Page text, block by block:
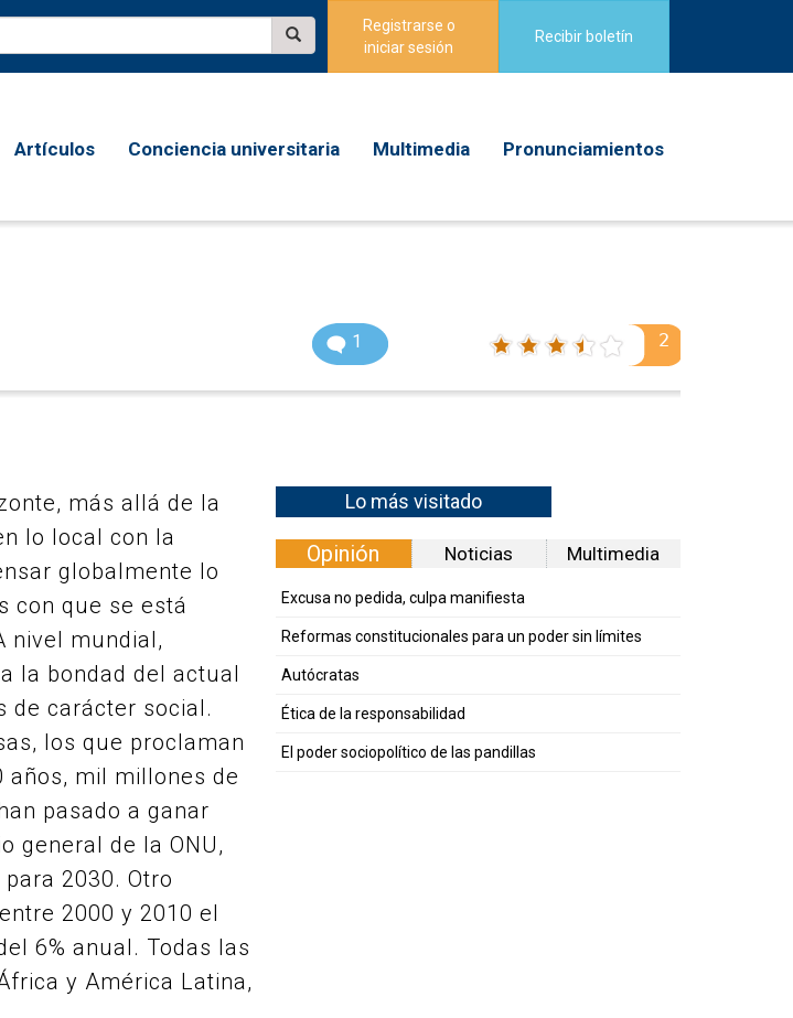
Registrarse o
iniciar sesión
Recibir boletín
Artículos Conciencia universitaria Multimedia Pronunciamientos
1 2
más allá de la
lo local con la
globalmente lo
con que se está
nivel mundial,
la bondad del actual
de carácter social.
los que proclaman
mil millones de
pasado a ganar
general de la ONU,
2030. Otro
2000 y 2010 el
6% anual. Todas las
y América Latina,
Lo más visitado
Opinión Noticias Multimedia
Excusa no pedida, culpa manifiesta
Reformas constitucionales para un poder sin límites
Autócratas
Ética de la responsabilidad
El poder sociopolítico de las pandillas